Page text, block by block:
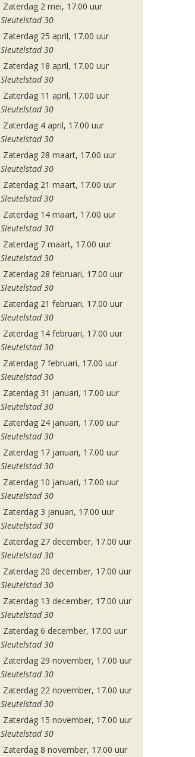
Zaterdag 2 mei, 17.00 uur
Sleutelstad 30
Zaterdag 25 april, 17.00 uur
Sleutelstad 30
Zaterdag 18 april, 17.00 uur
Sleutelstad 30
Zaterdag 11 april, 17.00 uur
Sleutelstad 30
Zaterdag 4 april, 17.00 uur
Sleutelstad 30
Zaterdag 28 maart, 17.00 uur
Sleutelstad 30
Zaterdag 21 maart, 17.00 uur
Sleutelstad 30
Zaterdag 14 maart, 17.00 uur
Sleutelstad 30
Zaterdag 7 maart, 17.00 uur
Sleutelstad 30
Zaterdag 28 februari, 17.00 uur
Sleutelstad 30
Zaterdag 21 februari, 17.00 uur
Sleutelstad 30
Zaterdag 14 februari, 17.00 uur
Sleutelstad 30
Zaterdag 7 februari, 17.00 uur
Sleutelstad 30
Zaterdag 31 januari, 17.00 uur
Sleutelstad 30
Zaterdag 24 januari, 17.00 uur
Sleutelstad 30
Zaterdag 17 januari, 17.00 uur
Sleutelstad 30
Zaterdag 10 januari, 17.00 uur
Sleutelstad 30
Zaterdag 3 januari, 17.00 uur
Sleutelstad 30
Zaterdag 27 december, 17.00 uur
Sleutelstad 30
Zaterdag 20 december, 17.00 uur
Sleutelstad 30
Zaterdag 13 december, 17.00 uur
Sleutelstad 30
Zaterdag 6 december, 17.00 uur
Sleutelstad 30
Zaterdag 29 november, 17.00 uur
Sleutelstad 30
Zaterdag 22 november, 17.00 uur
Sleutelstad 30
Zaterdag 15 november, 17.00 uur
Sleutelstad 30
Zaterdag 8 november, 17.00 uur